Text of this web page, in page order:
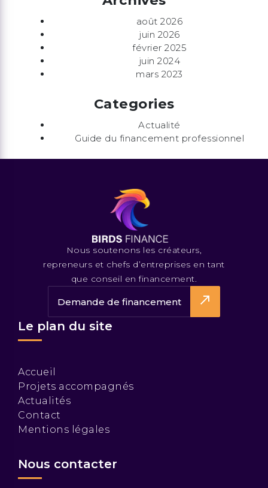
août 2026
juin 2026
février 2025
juin 2024
mars 2023
Categories
Actualité
Guide du financement professionnel
Nous soutenons les créateurs,
repreneurs et chefs d’entreprises en tant
que conseil en financement.
Demande de financement
Le plan du site
Accueil
Projets accompagnés
Actualités
Contact
Mentions légales
Nous contacter